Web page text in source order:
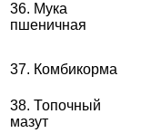
36. Мука
пшеничная
37. Комбикорма
38. Топочный
мазут